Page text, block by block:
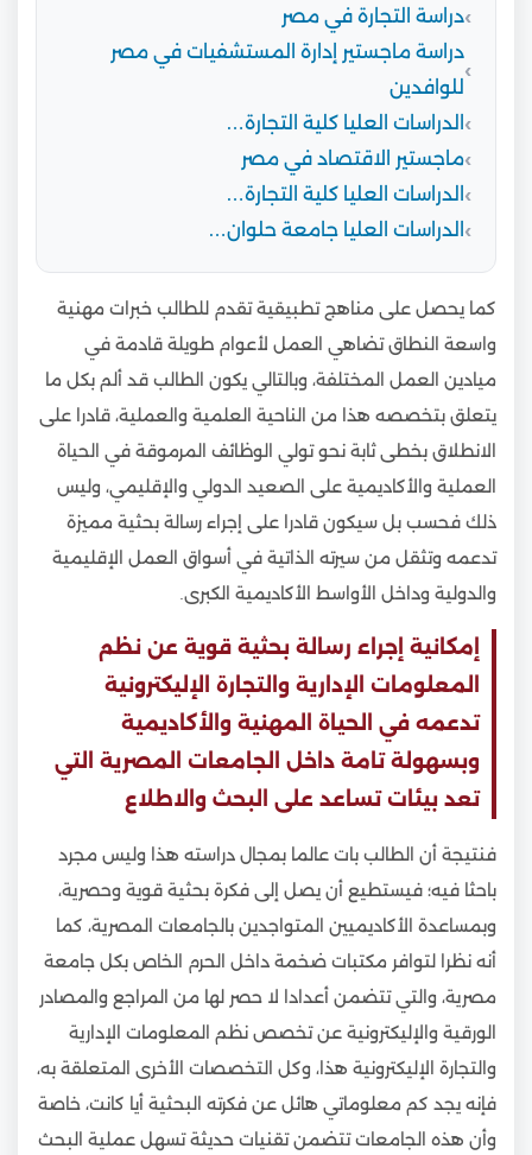
دراسة التجارة في مصر
دراسة ماجستير إدارة المستشفيات في مصر
للوافدين
الدراسات العليا كلية التجارة…
ماجستير الاقتصاد في مصر
الدراسات العليا كلية التجارة…
الدراسات العليا جامعة حلوان…
كما يحصل على مناهج تطبيقية تقدم للطالب خبرات مهنية
واسعة النطاق تضاهي العمل لأعوام طويلة قادمة في
ميادين العمل المختلفة، وبالتالي يكون الطالب قد ألم بكل ما
يتعلق بتخصصه هذا من الناحية العلمية والعملية، قادرا على
الانطلاق بخطى ثابة نحو تولي الوظائف المرموقة في الحياة
العملية والأكاديمية على الصعيد الدولي والإقليمي، وليس
ذلك فحسب بل سيكون قادرا على إجراء رسالة بحثية مميزة
تدعمه وتثقل من سيرته الذاتية في أسواق العمل الإقليمية
والدولية وداخل الأواسط الأكاديمية الكبرى.
إمكانية إجراء رسالة بحثية قوية عن نظم
المعلومات الإدارية والتجارة الإليكترونية
تدعمه في الحياة المهنية والأكاديمية
وبسهولة تامة داخل الجامعات المصرية التي
تعد بيئات تساعد على البحث والاطلاع
فنتيجة أن الطالب بات عالما بمجال دراسته هذا وليس مجرد
باحثا فيه؛ فيستطيع أن يصل إلى فكرة بحثية قوية وحصرية،
وبمساعدة الأكاديميين المتواجدين بالجامعات المصرية، كما
أنه نظرا لتوافر مكتبات ضخمة داخل الحرم الخاص بكل جامعة
مصرية، والتي تتضمن أعدادا لا حصر لها من المراجع والمصادر
الورقية والإليكترونية عن تخصص نظم المعلومات الإدارية
والتجارة الإليكترونية هذا، وكل التخصصات الأخرى المتعلقة به،
فإنه يجد كم معلوماتي هائل عن فكرته البحثية أيا كانت، خاصة
وأن هذه الجامعات تتضمن تقنيات حديثة تسهل عملية البحث